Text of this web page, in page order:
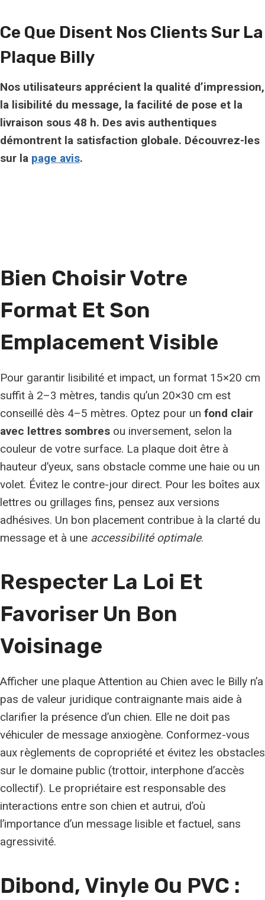
Ce Que Disent Nos Clients Sur La
Plaque Billy
Nos utilisateurs apprécient la qualité d’impression,
la lisibilité du message, la facilité de pose et la
livraison sous 48 h. Des avis authentiques
démontrent la satisfaction globale. Découvrez-les
sur la page avis.
Bien Choisir Votre
Format Et Son
Emplacement Visible
Pour garantir lisibilité et impact, un format 15×20 cm
suffit à 2–3 mètres, tandis qu’un 20×30 cm est
conseillé dès 4–5 mètres. Optez pour un fond clair
avec lettres sombres ou inversement, selon la
couleur de votre surface. La plaque doit être à
hauteur d’yeux, sans obstacle comme une haie ou un
volet. Évitez le contre-jour direct. Pour les boîtes aux
lettres ou grillages fins, pensez aux versions
adhésives. Un bon placement contribue à la clarté du
message et à une accessibilité optimale.
Respecter La Loi Et
Favoriser Un Bon
Voisinage
Afficher une plaque Attention au Chien avec le Billy n’a
pas de valeur juridique contraignante mais aide à
clarifier la présence d’un chien. Elle ne doit pas
véhiculer de message anxiogène. Conformez-vous
aux règlements de copropriété et évitez les obstacles
sur le domaine public (trottoir, interphone d’accès
collectif). Le propriétaire est responsable des
interactions entre son chien et autrui, d’où
l’importance d’un message lisible et factuel, sans
agressivité.
Dibond, Vinyle Ou PVC :